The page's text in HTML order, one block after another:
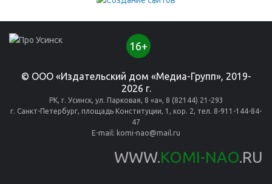
16+
© ООО «Издательский дом «Медиа-Групп», 2019-
2026 г.
РК, г. Усинск, ул. Парковая, 8 «а», 8 (82144) 21-293
г. Санкт-Петербург, площадь Конституции, 1, кор. 2, тел. 8-911-144-84-
47
E-mail: komi-nao@mail.ru
WWW.KOMI-NAO.RU